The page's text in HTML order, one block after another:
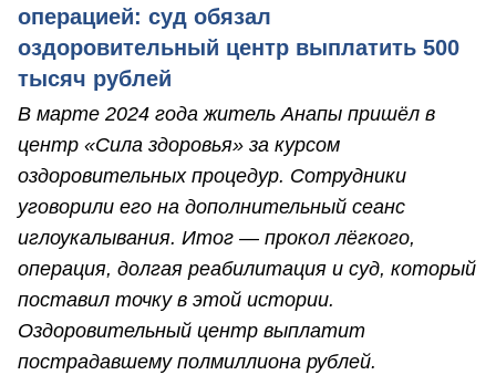
операцией: суд обязал
оздоровительный центр выплатить 500
тысяч рублей
В марте 2024 года житель Анапы пришёл в
центр «Сила здоровья» за курсом
оздоровительных процедур. Сотрудники
уговорили его на дополнительный сеанс
иглоукалывания. Итог — прокол лёгкого,
операция, долгая реабилитация и суд, который
поставил точку в этой истории.
Оздоровительный центр выплатит
пострадавшему полмиллиона рублей.